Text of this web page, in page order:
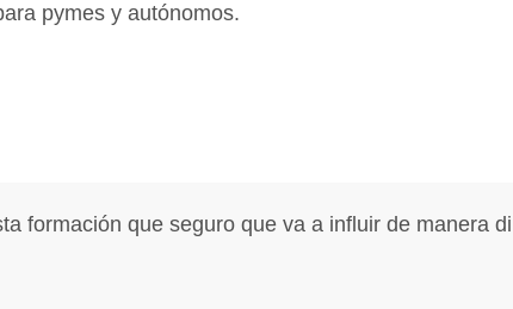
pymes y autónomos.
formación que seguro que va a influir de manera